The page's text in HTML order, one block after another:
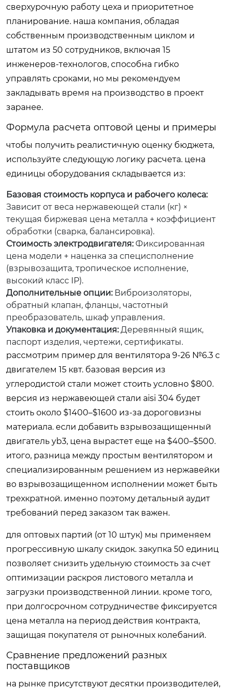
сверхурочную работу цеха и приоритетное
планирование. наша компания, обладая
собственным производственным циклом и
штатом из 50 сотрудников, включая 15
инженеров-технологов, способна гибко
управлять сроками, но мы рекомендуем
закладывать время на производство в проект
заранее.
Формула расчета оптовой цены и примеры
чтобы получить реалистичную оценку бюджета,
используйте следующую логику расчета. цена
единицы оборудования складывается из:
Базовая стоимость корпуса и рабочего колеса:
Зависит от веса нержавеющей стали (кг) ×
текущая биржевая цена металла + коэффициент
обработки (сварка, балансировка).
Стоимость электродвигателя:Фиксированная
цена модели + наценка за специсполнение
(взрывозащита, тропическое исполнение,
высокий класс IP).
Дополнительные опции:Виброизоляторы,
обратный клапан, фланцы, частотный
преобразователь, шкаф управления.
Упаковка и документация:Деревянный ящик,
паспорт изделия, чертежи, сертификаты.
рассмотрим пример для вентилятора 9-26 №6.3 с
двигателем 15 квт. базовая версия из
углеродистой стали может стоить условно $800.
версия из нержавеющей стали aisi 304 будет
стоить около $1400–$1600 из-за дороговизны
материала. если добавить взрывозащищенный
двигатель yb3, цена вырастет еще на $400–$500.
итого, разница между простым вентилятором и
специализированным решением из нержавейки
во взрывозащищенном исполнении может быть
трехкратной. именно поэтому детальный аудит
требований перед заказом так важен.
для оптовых партий (от 10 штук) мы применяем
прогрессивную шкалу скидок. закупка 50 единиц
позволяет снизить удельную стоимость за счет
оптимизации раскроя листового металла и
загрузки производственной линии. кроме того,
при долгосрочном сотрудничестве фиксируется
цена металла на период действия контракта,
защищая покупателя от рыночных колебаний.
Сравнение предложений разных
поставщиков
на рынке присутствуют десятки производителей,